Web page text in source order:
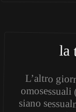
la
L’altro
siano
etero (qua
viene preso
l’ha! E’
coppia di